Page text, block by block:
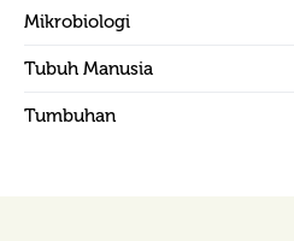
Mikrobiologi
Tubuh Manusia
Tumbuhan